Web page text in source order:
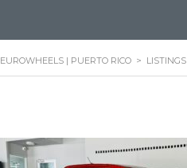
EUROWHEELS | PUERTO RICO > LISTINGS